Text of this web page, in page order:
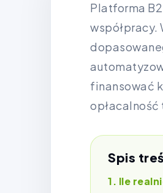
Platforma
współpracy.
finansować
Spis
Ile